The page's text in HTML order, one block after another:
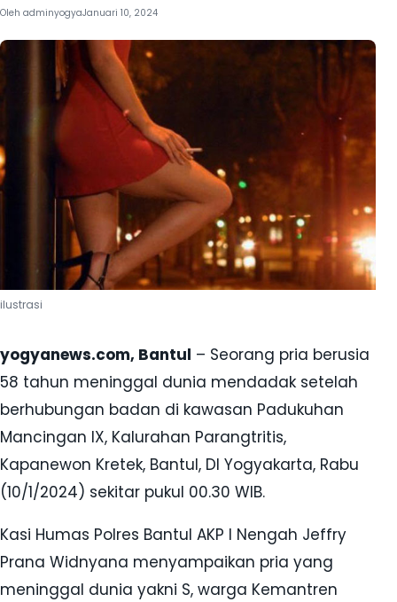
Oleh adminyogyaJanuari 10, 2024
ilustrasi
yogyanews.com, Bantul – Seorang pria berusia
58 tahun meninggal dunia mendadak setelah
berhubungan badan di kawasan Padukuhan
Mancingan IX, Kalurahan Parangtritis,
Kapanewon Kretek, Bantul, DI Yogyakarta, Rabu
(10/1/2024) sekitar pukul 00.30 WIB.
Kasi Humas Polres Bantul AKP I Nengah Jeffry
Prana Widnyana menyampaikan pria yang
meninggal dunia yakni S, warga Kemantren